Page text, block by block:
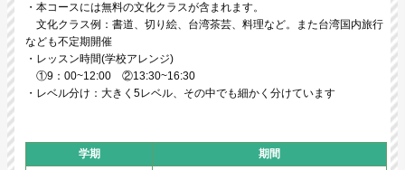
・本コースには無料の文化クラスが含まれます。
文化クラス例：書道、切り絵、台湾茶芸、料理など。また台湾国内旅行
なども不定期開催
・レッスン時間(学校アレンジ)
①9：00~12:00 ②13:30~16:30
・レベル分け：大きく5レベル、その中でも細かく分けています
学期
期間